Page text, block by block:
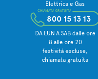
Elettrica e Gas
800 15 13 13
CHIAMATA GRATUITA
DA LUN A SAB dalle ore
8 alle ore 20
festività escluse,
chiamata gratuita